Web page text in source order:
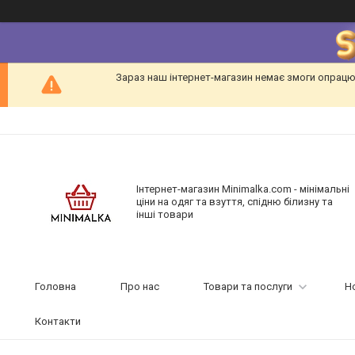
Зараз наш інтернет-магазин немає змоги
Інтернет-магазин Minimalka.com - мінімальні
ціни на одяг та взуття, спідню білизну та
інші товари
Головна Про нас Товари та послуги
Контакти